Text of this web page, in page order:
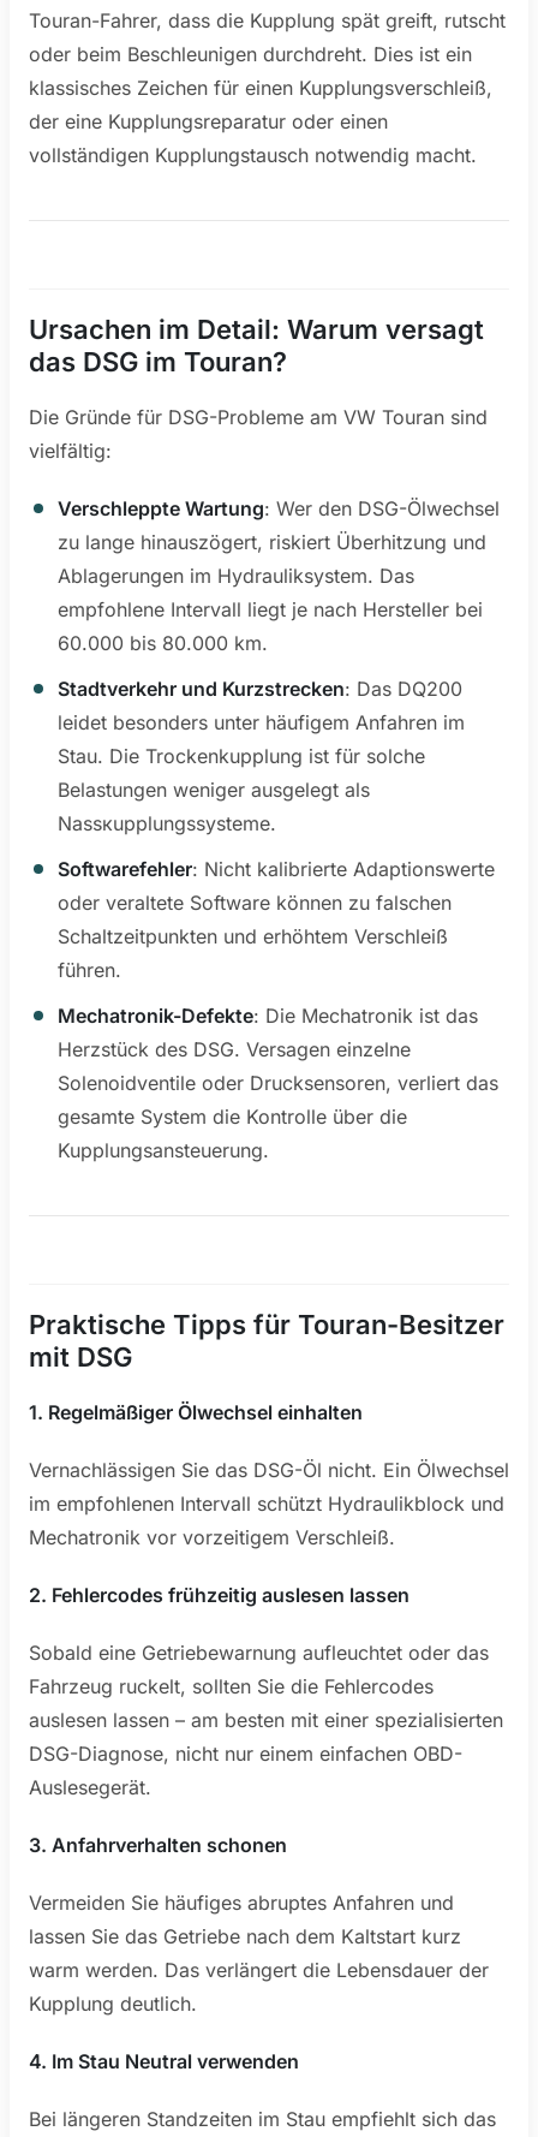
Touran-Fahrer, dass die Kupplung spät greift, rutscht
oder beim Beschleunigen durchdreht. Dies ist ein
klassisches Zeichen für einen Kupplungsverschleiß,
der eine Kupplungsreparatur oder einen
vollständigen Kupplungstausch notwendig macht.
Ursachen im Detail: Warum versagt
das DSG im Touran?
Die Gründe für DSG-Probleme am VW Touran sind
vielfältig:
Verschleppte Wartung: Wer den DSG-Ölwechsel
zu lange hinauszögert, riskiert Überhitzung und
Ablagerungen im Hydrauliksystem. Das
empfohlene Intervall liegt je nach Hersteller bei
60.000 bis 80.000 km.
Stadtverkehr und Kurzstrecken: Das DQ200
leidet besonders unter häufigem Anfahren im
Stau. Die Trockenkupplung ist für solche
Belastungen weniger ausgelegt als
Nassкupplungssysteme.
Softwarefehler: Nicht kalibrierte Adaptionswerte
oder veraltete Software können zu falschen
Schaltzeitpunkten und erhöhtem Verschleiß
führen.
Mechatronik-Defekte: Die Mechatronik ist das
Herzstück des DSG. Versagen einzelne
Solenoidventile oder Drucksensoren, verliert das
gesamte System die Kontrolle über die
Kupplungsansteuerung.
Praktische Tipps für Touran-Besitzer
mit DSG
1. Regelmäßiger Ölwechsel einhalten
Vernachlässigen Sie das DSG-Öl nicht. Ein Ölwechsel
im empfohlenen Intervall schützt Hydraulikblock und
Mechatronik vor vorzeitigem Verschleiß.
2. Fehlercodes frühzeitig auslesen lassen
Sobald eine Getriebewarnung aufleuchtet oder das
Fahrzeug ruckelt, sollten Sie die Fehlercodes
auslesen lassen – am besten mit einer spezialisierten
DSG-Diagnose, nicht nur einem einfachen OBD-
Auslesegerät.
3. Anfahrverhalten schonen
Vermeiden Sie häufiges abruptes Anfahren und
lassen Sie das Getriebe nach dem Kaltstart kurz
warm werden. Das verlängert die Lebensdauer der
Kupplung deutlich.
4. Im Stau Neutral verwenden
Bei längeren Standzeiten im Stau empfiehlt sich das